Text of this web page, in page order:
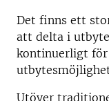
Det finns ett
att delta i
kontinuerligt för
Utöver